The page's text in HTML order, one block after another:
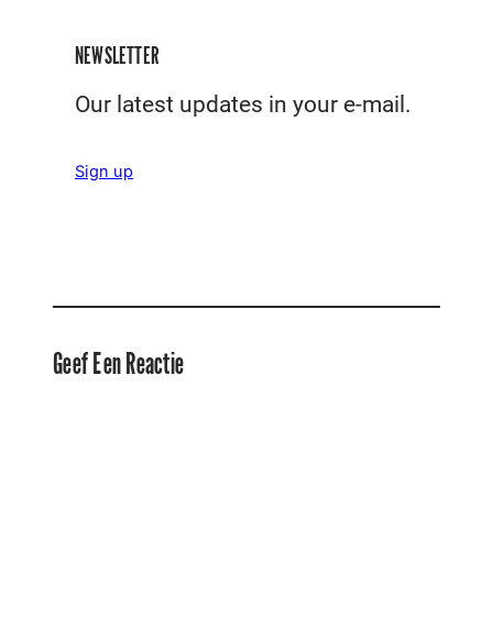
NEWSLETTER
Our latest updates in your e-mail.
Sign up
Geef Een Reactie